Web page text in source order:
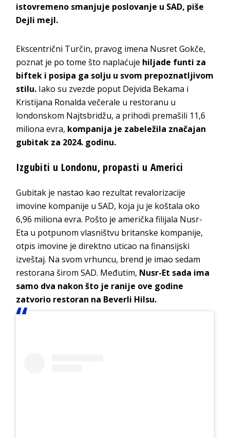
istovremeno smanjuje poslovanje u SAD, piše
Dejli mejl.
Ekscentrični Turčin, pravog imena Nusret Gokče,
poznat je po tome što naplaćuje hiljade funti za
biftek i posipa ga solju u svom prepoznatljivom
stilu. Iako su zvezde poput Dejvida Bekama i
Kristijana Ronalda večerale u restoranu u
londonskom Najtsbridžu, a prihodi premašili 11,6
miliona evra, kompanija je zabeležila značajan
gubitak za 2024. godinu.
Izgubiti u Londonu, propasti u Americi
Gubitak je nastao kao rezultat revalorizacije
imovine kompanije u SAD, koja ju je koštala oko
6,96 miliona evra. Pošto je američka filijala Nusr-
Eta u potpunom vlasništvu britanske kompanije,
otpis imovine je direktno uticao na finansijski
izveštaj. Na svom vrhuncu, brend je imao sedam
restorana širom SAD. Međutim, Nusr-Et sada ima
samo dva nakon što je ranije ove godine
zatvorio restoran na Beverli Hilsu.